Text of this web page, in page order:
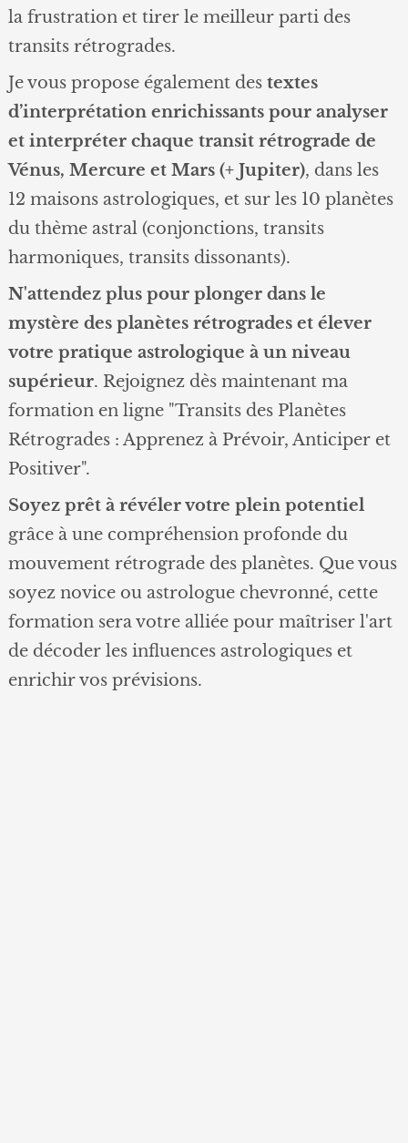
la frustration et tirer le meilleur parti des
transits rétrogrades.
Je vous propose également destextes
d’interprétation enrichissants pour analyser
et interpréter chaque transit rétrograde de
Vénus, Mercure et Mars (+ Jupiter), dans les
12 maisons astrologiques, et sur les 10 planètes
du thème astral (conjonctions, transits
harmoniques, transits dissonants).
N'attendez plus pour plonger dans le
mystère des planètes rétrogrades et élever
votre pratique astrologique à un niveau
supérieur. Rejoignez dès maintenant ma
formation en ligne "Transits des Planètes
Rétrogrades : Apprenez à Prévoir, Anticiper et
Positiver".
Soyez prêt à révéler votre plein potentiel
grâce à une compréhension profonde du
mouvement rétrograde des planètes. Que vous
soyez novice ou astrologue chevronné, cette
formation sera votre alliée pour maîtriser l'art
de décoder les influences astrologiques et
enrichir vos prévisions.